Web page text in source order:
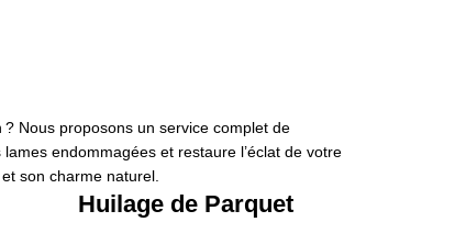
Nous proposons un service complet de
lames endommagées et restaure l’éclat de votre
son charme naturel.
Huilage de Parquet